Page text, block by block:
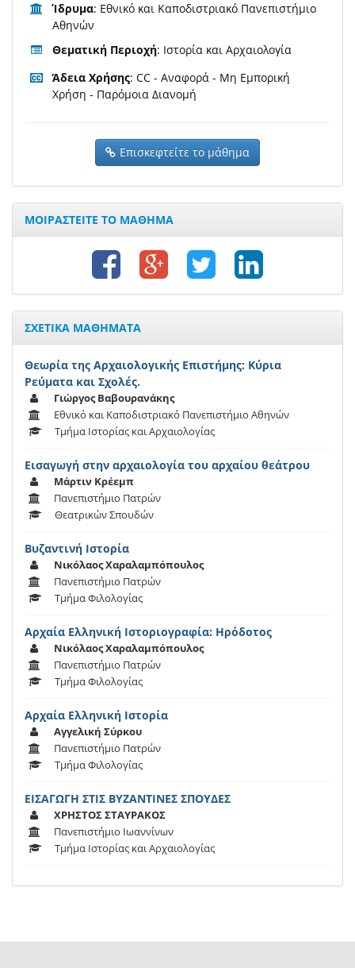
Ίδρυμα: Εθνικό και Καποδιστριακό Πανεπιστήμιο
Αθηνών
Θεματική Περιοχή: Ιστορία και Αρχαιολογία
Άδεια Χρήσης: CC - Αναφορά - Μη Εμπορική
Χρήση - Παρόμοια Διανομή
Επισκεφτείτε το μάθημα
ΜΟΙΡΑΣΤΕΙΤΕ ΤΟ ΜΑΘΗΜΑ
ΣΧΕΤΙΚΑ ΜΑΘΗΜΑΤΑ
Θεωρία της Αρχαιολογικής Επιστήμης: Κύρια
Ρεύματα και Σχολές.
Γιώργος Βαβουρανάκης
Εθνικό και Καποδιστριακό Πανεπιστήμιο Αθηνών
Τμήμα Ιστορίας και Αρχαιολογίας
Εισαγωγή στην αρχαιολογία του αρχαίου θεάτρου
Μάρτιν Κρέεμπ
Πανεπιστήμιο Πατρών
Θεατρικών Σπουδών
Βυζαντινή Ιστορία
Νικόλαος Χαραλαμπόπουλος
Πανεπιστήμιο Πατρών
Τμήμα Φιλολογίας
Αρχαία Ελληνική Ιστοριογραφία: Ηρόδοτος
Νικόλαος Χαραλαμπόπουλος
Πανεπιστήμιο Πατρών
Τμήμα Φιλολογίας
Αρχαία Ελληνική Ιστορία
Αγγελική Σύρκου
Πανεπιστήμιο Πατρών
Τμήμα Φιλολογίας
ΕΙΣΑΓΩΓΗ ΣΤΙΣ ΒΥΖΑΝΤΙΝΕΣ ΣΠΟΥΔΕΣ
ΧΡΗΣΤΟΣ ΣΤΑΥΡΑΚΟΣ
Πανεπιστήμιο Ιωαννίνων
Τμήμα Ιστορίας και Αρχαιολογίας